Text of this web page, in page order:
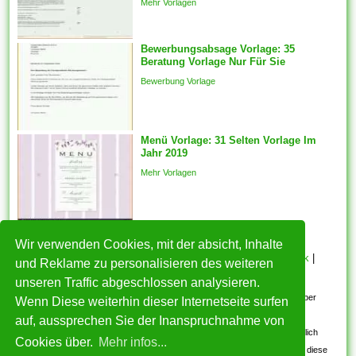
Wir verwenden Cookies, mit der absicht, Inhalte
und Reklame zu personalisieren des weiteren
unseren Traffic abgeschlossen analysieren.
Wenn Diese weiterhin dieser Internetseite surfen
auf, aussprechen Sie der Inanspruchnahme von
Cookies über. Mehr infos...
automatisch für die
ausgewählten Features
generiert des weiteren ein
fester Schnappschuss der
ausgewählten Features wird
mit welcher...
Mehr Vorlagen
Bewerbungsabsage Vorlage: 35
Beratung Vorlage Nur Für Sie
Bewerbung Vorlage
Menü Vorlage: 31 Selten Vorlage Im
Jahr 2019
Mehr Vorlagen
HOME |Über mich| Datenschutzerklärung|Cookie Politik
Copyright
Nutzungsbedingungen
Alle eingereichten Inhalte bleiben dem ursprünglichen Copyright-Inhaber
urheberrechtlich geschützt. Bitte beachten Sie: Bilder sind für den
persönlichen, nicht-kommerziellen Gebrauch. Wenn Sie urheberrechtlich
geschützte Bilder gefunden haben, wenden Sie sich an uns. Wir werden diese